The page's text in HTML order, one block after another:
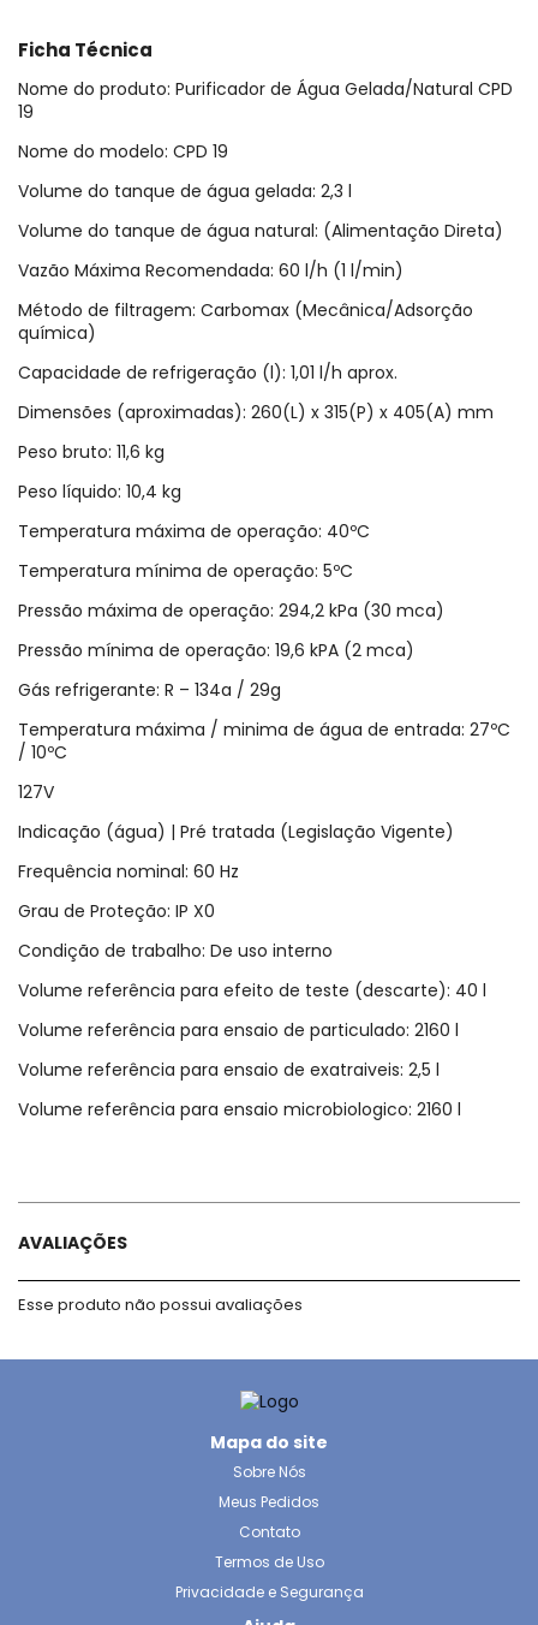
Ficha Técnica
Nome do produto: Purificador de Água Gelada/Natural CPD
19
Nome do modelo: CPD 19
Volume do tanque de água gelada: 2,3 l
Volume do tanque de água natural: (Alimentação Direta)
Vazão Máxima Recomendada: 60 l/h (1 l/min)
Método de filtragem: Carbomax (Mecânica/Adsorção
química)
Capacidade de refrigeração (l): 1,01 l/h aprox.
Dimensões (aproximadas): 260(L) x 315(P) x 405(A) mm
Peso bruto: 11,6 kg
Peso líquido: 10,4 kg
Temperatura máxima de operação: 40ºC
Temperatura mínima de operação: 5ºC
Pressão máxima de operação: 294,2 kPa (30 mca)
Pressão mínima de operação: 19,6 kPA (2 mca)
Gás refrigerante: R – 134a / 29g
Temperatura máxima / minima de água de entrada: 27ºC
/ 10ºC
127V
Indicação (água) | Pré tratada (Legislação Vigente)
Frequência nominal: 60 Hz
Grau de Proteção: IP X0
Condição de trabalho: De uso interno
Volume referência para efeito de teste (descarte): 40 l
Volume referência para ensaio de particulado: 2160 l
Volume referência para ensaio de exatraiveis: 2,5 l
Volume referência para ensaio microbiologico: 2160 l
AVALIAÇÕES
Esse produto não possui avaliações
Mapa do site
Sobre Nós
Meus Pedidos
Contato
Termos de Uso
Privacidade e Segurança